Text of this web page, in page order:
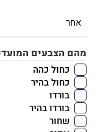
מהם הצבעים
כחול כהה
כחול בהיר
בורדו
בורדו בהיר
שחור